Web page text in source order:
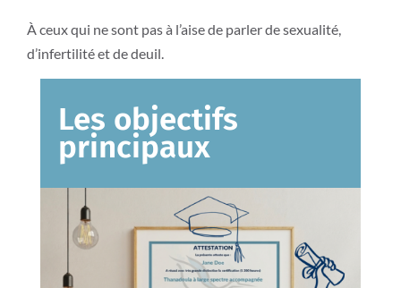
À ceux qui ne sont pas à l’aise de parler de sexualité,
d’infertilité et de deuil.
Les objectifs
principaux